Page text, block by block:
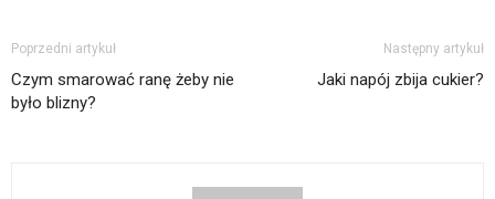
Poprzedni artykuł
Czym smarować ranę żeby nie
było blizny?
Następny artykuł
Jaki napój zbija cukier?